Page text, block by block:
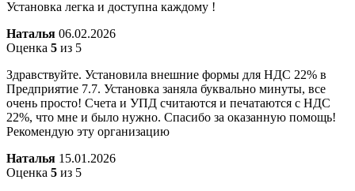
Установка легка и доступна каждому !
Наталья 06.02.2026
Оценка 5 из 5
Здравствуйте. Установила внешние формы для НДС 22% в
Предприятие 7.7. Установка заняла буквально минуты, все
очень просто! Счета и УПД считаются и печатаются с НДС
22%, что мне и было нужно. Спасибо за оказанную помощь!
Рекомендую эту организацию
Наталья 15.01.2026
Оценка 5 из 5